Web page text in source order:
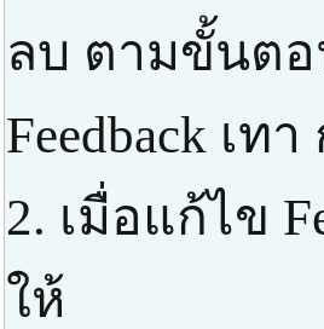
ลบ ตามขั้นตอ
Feedback เท
2. เมื่อแก้ไข
ให้